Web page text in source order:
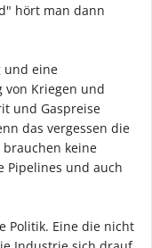
hört man dann
und eine
von Kriegen und
und Gaspreise
das vergessen die
brauchen keine
Pipelines und auch
Politik. Eine die nicht